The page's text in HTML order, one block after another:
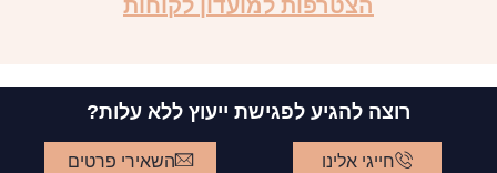
הצטרפות למועדון לקוחות
רוצה להגיע לפגישת ייעוץ ללא עלות?
חייגי אלינו השאירי פרטים